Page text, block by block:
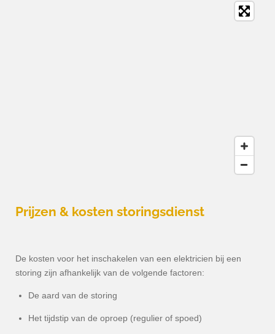
Prijzen & kosten storingsdienst
De kosten voor het inschakelen van een elektricien bij een
storing zijn afhankelijk van de volgende factoren:
De aard van de storing
Het tijdstip van de oproep (regulier of spoed)